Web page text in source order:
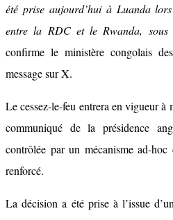
été prise aujourd’hui à Luanda
entre la RDC et le Rwanda,
confirme le ministère congolais
message sur X.
Le cessez-le-feu entrera en vigueur
communiqué de la présidence
contrôlée par un mécanisme ad-
renforcé.
La décision a été prise à l’issue